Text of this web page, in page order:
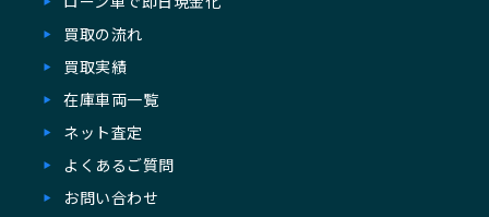
買取の流れ
買取実績
在庫⾞両一覧
ネット査定
よくあるご質問
お問い合わせ